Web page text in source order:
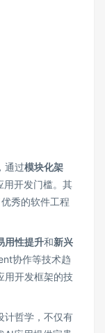
通过模块化架
用开发门槛。其
秀的软件工程
用性提升和新兴
协作等技术趋
用开发框架的技
计哲学，不仅有